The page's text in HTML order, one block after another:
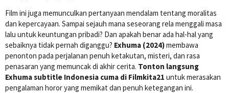
Film ini juga memunculkan pertanyaan mendalam tentang moralitas
dan kepercayaan. Sampai sejauh mana seseorang rela menggali masa
lalu untuk keuntungan pribadi? Dan apakah benar ada hal-hal yang
sebaiknya tidak pernah diganggu? Exhuma (2024)membawa
penonton pada perjalanan penuh ketakutan, misteri, dan rasa
penasaran yang memuncak di akhir cerita. Tonton langsung
Exhuma subtitle Indonesia cuma di Filmkita21 untuk merasakan
pengalaman horor yang memikat dan penuh ketegangan ini.